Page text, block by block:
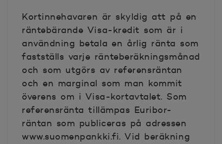
Kortinnehavaren är skyldig att på en
räntebärande Visa-kredit som är i
användning betala en årlig ränta som
fastställs varje ränteberäkningsmånad
och som utgörs av referensräntan
och en marginal som man kommit
överens om i Visa-kortavtalet. Som
referensränta tillämpas Euribor-
räntan som publiceras på adressen
www.suomenpankki.fi. Vid beräkning